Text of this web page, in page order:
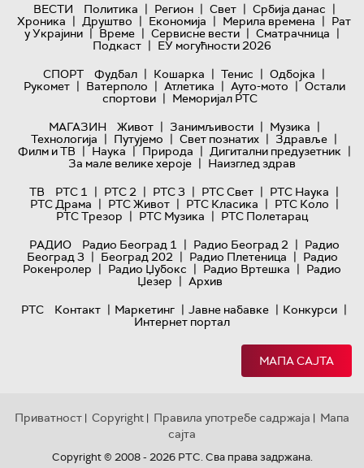
ВЕСТИ Политика | Регион | Свет | Србија данас |
Хроника | Друштво | Економија | Мерила времена | Рат
у Украјини | Време | Сервисне вести | Сматрачница |
Подкаст | ЕУ могућности 2026
СПОРТ
Фудбал | Кошарка | Тенис | Одбојка |
Рукомет | Ватерполо | Атлетика | Ауто-мото | Остали
спортови | Меморијал РТС
МАГАЗИН
Живот | Занимљивости | Музика |
Технологијa | Путујемо | Свет познатих | Здравље |
Филм и ТВ | Наука | Природа | Дигитални предузетник |
За мале велике хероје | Наизглед здрав
ТВ
РТС 1 | РТС 2 | РТС 3 | РТС Свет | РТС Наука |
РТС Драма | РТС Живот | РТС Класика | РТС Коло |
РТС Трезор | РТС Музика | РТС Полетарац
РАДИО
Радио Београд 1 | Радио Београд 2 | Радио
Београд 3 | Београд 202 | Радио Плетеница | Радио
Рокенролер | Радио Џубокс | Радио Вртешка | Радио
Џезер | Архив
РТС
Контакт | Маркетинг | Јавне набавке | Конкурси |
Интернет портал
МАПА САЈТА
Приватност | Copyright | Правила употребе садржаја | Мапа
сајта
Copyright © 2008 - 2026 РТС. Сва права задржана.